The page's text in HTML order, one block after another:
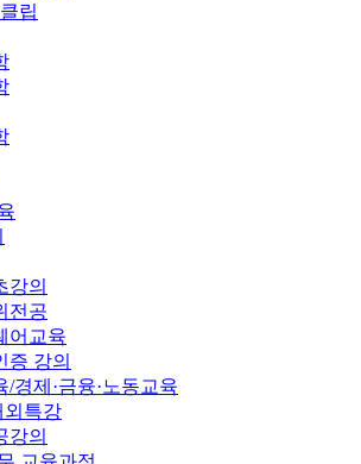
립
강의
전공
어교육
증 강의
/경제·금융·노동교육
외특강
강의